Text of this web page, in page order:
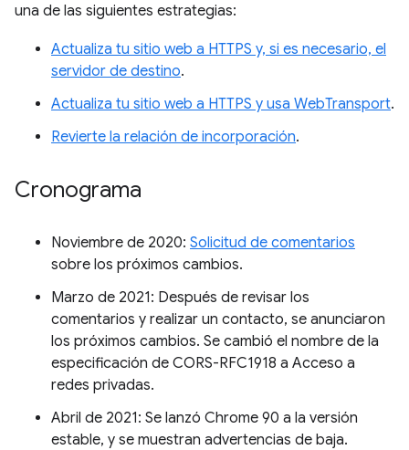
una de las siguientes estrategias:
Actualiza tu sitio web a HTTPS y, si es necesario, el
servidor de destino.
Actualiza tu sitio web a HTTPS y usa WebTransport.
Revierte la relación de incorporación.
Cronograma
Noviembre de 2020: Solicitud de comentarios
sobre los próximos cambios.
Marzo de 2021: Después de revisar los
comentarios y realizar un contacto, se anunciaron
los próximos cambios. Se cambió el nombre de la
especificación de CORS-RFC1918 a Acceso a
redes privadas.
Abril de 2021: Se lanzó Chrome 90 a la versión
estable, y se muestran advertencias de baja.